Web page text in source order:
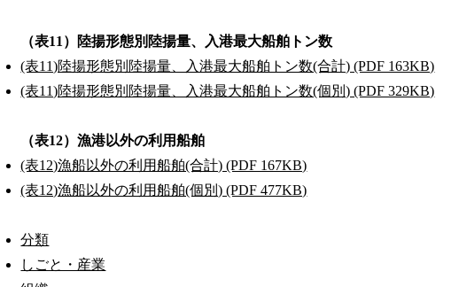
（表11）陸揚形態別陸揚量、入港最大船舶トン数
(表11)陸揚形態別陸揚量、入港最大船舶トン数(合計) (PDF 163KB)
(表11)陸揚形態別陸揚量、入港最大船舶トン数(個別) (PDF 329KB)
（表12）漁港以外の利用船舶
(表12)漁船以外の利用船舶(合計) (PDF 167KB)
(表12)漁船以外の利用船舶(個別) (PDF 477KB)
分類
しごと・産業